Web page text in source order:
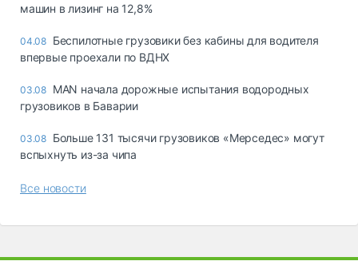
машин в лизинг на 12,8%
04.08 Беспилотные грузовики без кабины для водителя
впервые проехали по ВДНХ
03.08 MAN начала дорожные испытания водородных
грузовиков в Баварии
03.08 Больше 131 тысячи грузовиков «Мерседес» могут
вспыхнуть из-за чипа
Все новости